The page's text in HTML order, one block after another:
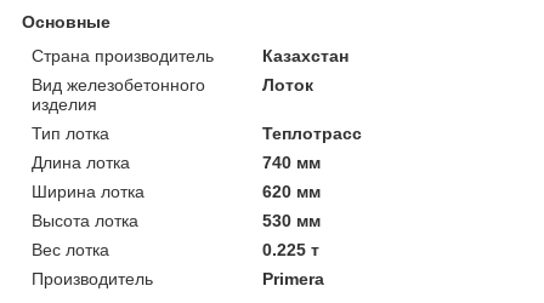
Основные
Страна производитель
Казахстан
Вид железобетонного
изделия
Лоток
Тип лотка
Теплотрасс
Длина лотка
740 мм
Ширина лотка
620 мм
Высота лотка
530 мм
Вес лотка
0.225 т
Производитель
Primera